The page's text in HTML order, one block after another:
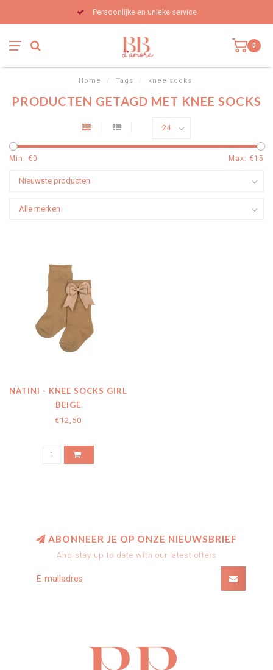
Persoonlijke en unieke service
0
Home / Tags / knee socks
PRODUCTEN GETAGD MET KNEE SOCKS
Min: €0 Max: €15
NATINI - KNEE SOCKS GIRL
BEIGE
€12,50
ABONNEER JE OP ONZE NIEUWSBRIEF
And stay up to date with our latest offers